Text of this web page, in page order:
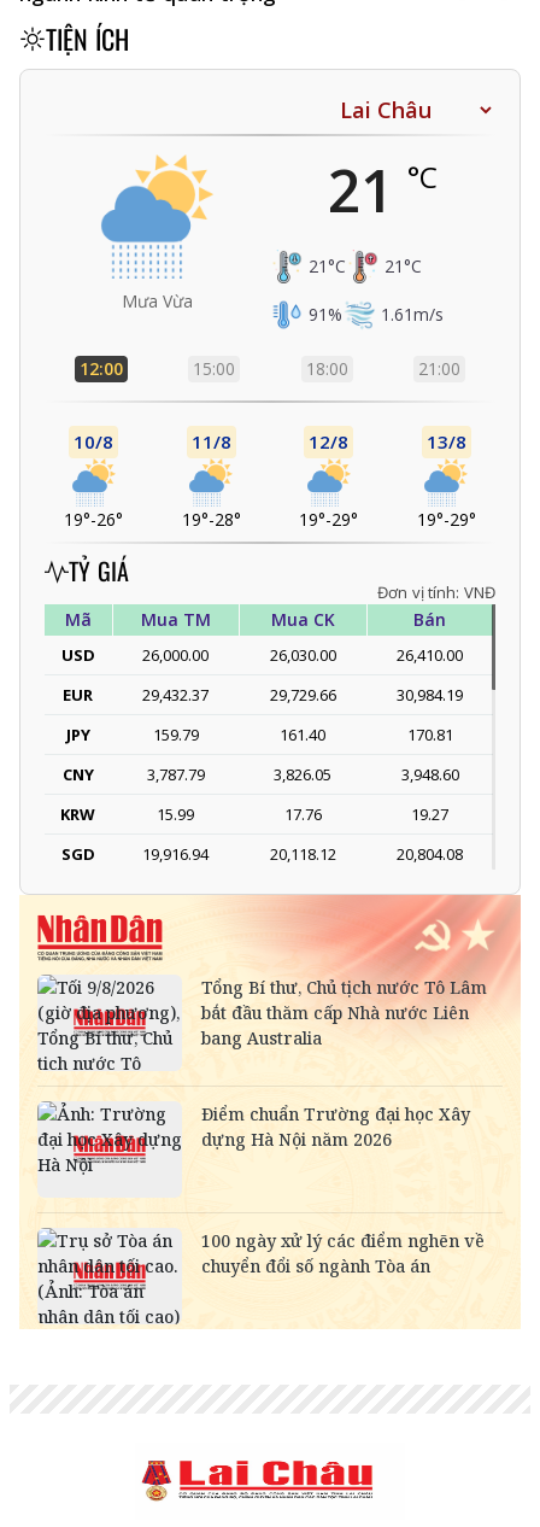
TIỆN ÍCH
Mưa Vừa
21 °C
21°C 21°C
91% 1.61m/s
12:00 15:00 18:00 21:00
10/8
19°-26°
11/8
19°-28°
12/8
19°-29°
13/8
19°-29°
TỶ GIÁ
Đơn vị tính: VNĐ
Mã Mua TM Mua CK Bán
USD 26,000.00 26,030.00
26,410.00
EUR
29,432.37 29,729.66
30,984.19
JPY
159.79 161.40
170.81
CNY
3,787.79 3,826.05
3,948.60
KRW
15.99 17.76
19.27
SGD
19,916.94 20,118.12
20,804.08
DKK
- 3,966.64
4,118.33
THB
809.42
SEK
2,702.79
2,817.41
SAR
- 6,945.42
7,244.36
RUB
NOK
- 2,697.17
2,811.55
MYR
- 6,347.10
KWD
CAD
18,222.10 18,406.17
18,995.72
CHF
31,486.79 31,804.84
32,823.55
INR
HKD
3,247.93 3,280.74
3,406.20